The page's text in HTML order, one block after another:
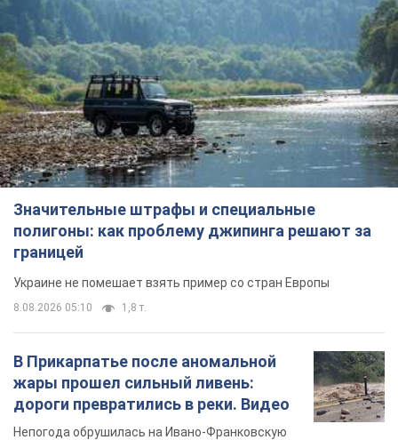
Значительные штрафы и специальные
полигоны: как проблему джипинга решают за
границей
Украине не помешает взять пример со стран Европы
8.08.2026 05:10 1,8 т.
В Прикарпатье после аномальной
жары прошел сильный ливень:
дороги превратились в реки. Видео
Непогода обрушилась на Ивано-Франковскую
Женщине начислили 729 тыс. грн
долга за газ из-за показаний
неисправного счетчика: судья
вынес неожиданное решение